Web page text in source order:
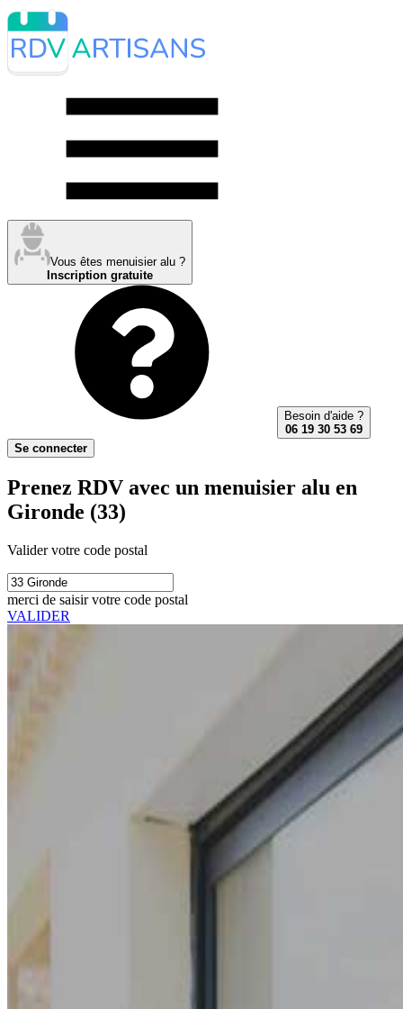
Vous êtes menuisier alu ?
Inscription gratuite
Besoin d'aide ?
06 19 30 53 69
Se connecter
Prenez RDV avec un menuisier alu en
Gironde (33)
Valider votre code postal
merci de saisir votre code postal
VALIDER